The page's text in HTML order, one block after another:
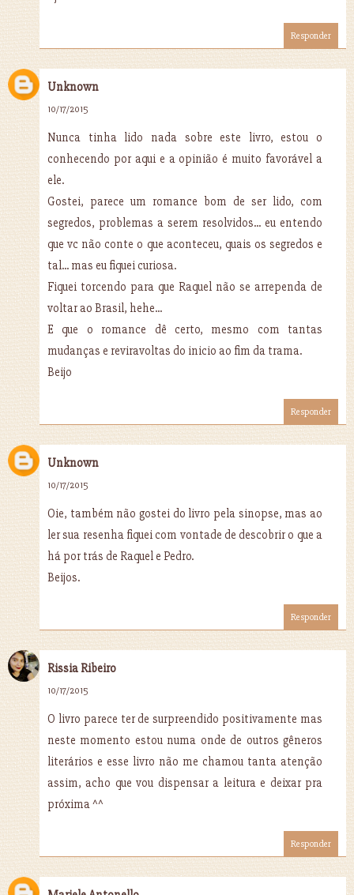
Responder
Unknown
10/17/2015
Nunca tinha lido nada sobre este livro, estou o
conhecendo por aqui e a opinião é muito favorável a
ele.
Gostei, parece um romance bom de ser lido, com
segredos, problemas a serem resolvidos... eu entendo
que vc não conte o que aconteceu, quais os segredos e
tal... mas eu fiquei curiosa.
Fiquei torcendo para que Raquel não se arrependa de
voltar ao Brasil, hehe...
E que o romance dê certo, mesmo com tantas
mudanças e reviravoltas do inicio ao fim da trama.
Beijo
Responder
Unknown
10/17/2015
Oie, também não gostei do livro pela sinopse, mas ao
ler sua resenha fiquei com vontade de descobrir o que a
há por trás de Raquel e Pedro.
Beijos.
Responder
Rissia Ribeiro
10/17/2015
O livro parece ter de surpreendido positivamente mas
neste momento estou numa onde de outros gêneros
literários e esse livro não me chamou tanta atenção
assim, acho que vou dispensar a leitura e deixar pra
próxima ^^
Responder